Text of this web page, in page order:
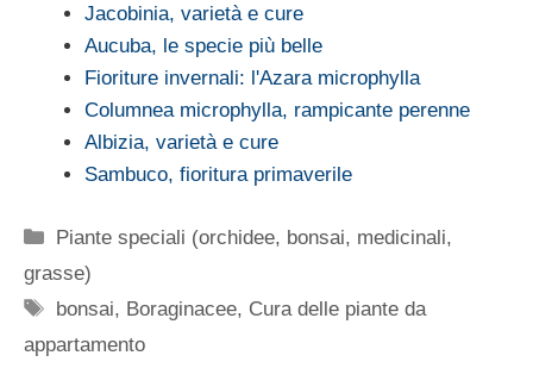
Jacobinia, varietà e cure
Aucuba, le specie più belle
Fioriture invernali: l'Azara microphylla
Columnea microphylla, rampicante perenne
Albizia, varietà e cure
Sambuco, fioritura primaverile
Categorie
Piante speciali (orchidee, bonsai, medicinali,
grasse)
Tag
bonsai, Boraginacee, Cura delle piante da
appartamento